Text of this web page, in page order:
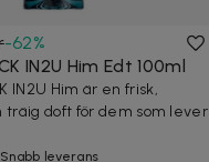
-62%
IN2U Him Edt 100ml
IN2U Him är en frisk,
träig doft för dem som lever
Snabb leverans